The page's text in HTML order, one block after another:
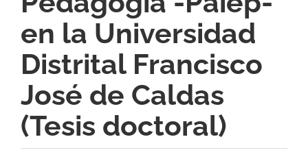
en la Universidad
Distrital Francisco
José de Caldas
(Tesis doctoral)